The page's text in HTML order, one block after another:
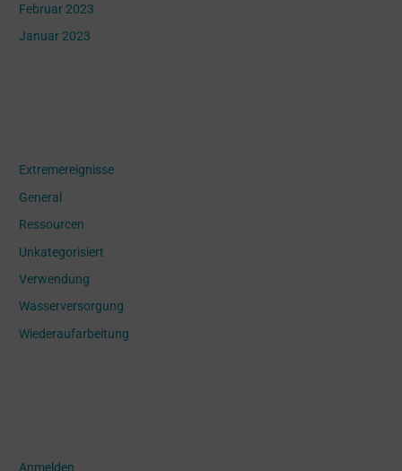
Februar 2023
Januar 2023
Extremereignisse
General
Ressourcen
Unkategorisiert
Verwendung
Wasserversorgung
Wiederaufarbeitung
Anmelden